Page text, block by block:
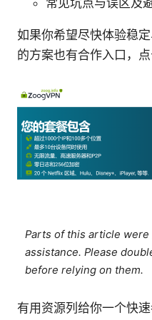
常见坑点与误区及
如果你希望尽快体验稳
的方案也有合作入口，点
Parts of this article
assistance. Please
before relying on them.
有用资源列给你一个快